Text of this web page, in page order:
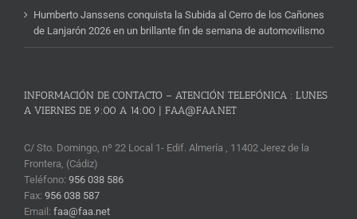
Humberto Janssens conquista la Subida al Cerro de los Cañones
de Lanjarón 2026 en un brillante fin de semana de automovilismo
INFORMACIÓN DE CONTACTO – ATENCIÓN TELEFÓNICA : LUNES
A VIERNES DE 9:00 A 14:00 | FAA@FAA.NET
C/ Sto. Domingo, nº 22 Local 1- Edif. Almería , 11402 Jerez de la
Frontera, (Cádiz)
Teléfono: 956 038 586
Fax: 956 038 587
Email: faa@faa.net